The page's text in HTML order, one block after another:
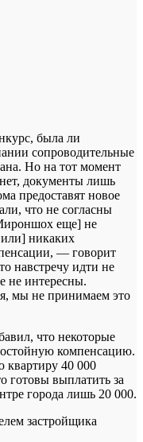
была ли
сопроводительные
Но на тот момент
документы лишь
предоставят новое
что не согласны
еще] не
никаких
— говорит
навстречу идти не
не интересны.
мы не принимаем это
что некоторые
компенсацию.
квартиру 40 000
готовы выплатить за
города лишь 20 000.
застройщика